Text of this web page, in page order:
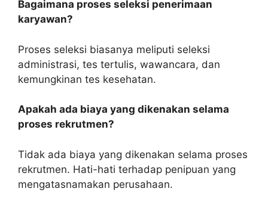
Bagaimana proses seleksi penerimaan
karyawan?
Proses seleksi biasanya meliputi seleksi
administrasi, tes tertulis, wawancara, dan
kemungkinan tes kesehatan.
Apakah ada biaya yang dikenakan selama
proses rekrutmen?
Tidak ada biaya yang dikenakan selama proses
rekrutmen. Hati-hati terhadap penipuan yang
mengatasnamakan perusahaan.